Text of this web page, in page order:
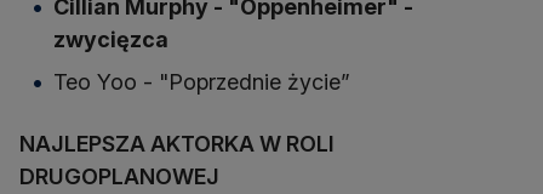
Cillian Murphy - "Oppenheimer" -
zwycięzca
Teo Yoo - "Poprzednie życie”
NAJLEPSZA AKTORKA W ROLI
DRUGOPLANOWEJ